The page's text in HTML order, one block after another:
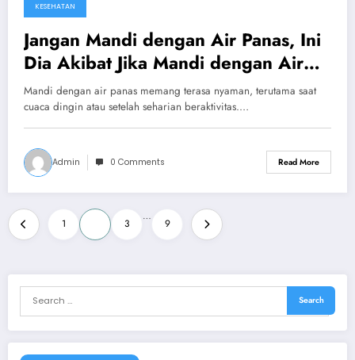
KESEHATAN
Jangan Mandi dengan Air Panas, Ini
Dia Akibat Jika Mandi dengan Air
Panas Terlalu Sering
Mandi dengan air panas memang terasa nyaman, terutama saat
cuaca dingin atau setelah seharian beraktivitas.…
Admin 0 Comments Read More
Posts
pagination
1 3
…
9